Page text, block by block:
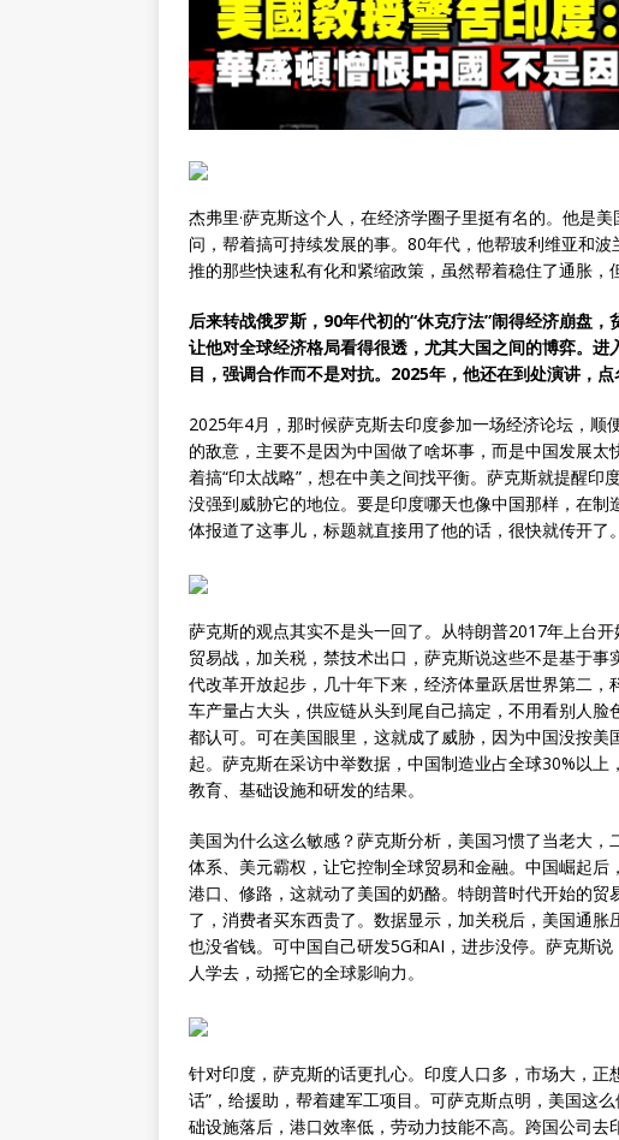
杰弗里·萨克斯这个人，在经济学圈子里挺有名的。他是
问，帮着搞可持续发展的事。80年代，他帮玻利维亚和
推的那些快速私有化和紧缩政策，虽然帮着稳住了通胀，
后来转战俄罗斯，90年代初的“休克疗法”闹得经济崩盘
让他对全球经济格局看得很透，尤其大国之间的博弈。
目，强调合作而不是对抗。2025年，他还在到处演讲，
2025年4月，那时候萨克斯去印度参加一场经济论坛，
的敌意，主要不是因为中国做了啥坏事，而是中国发展
着搞“印太战略”，想在中美之间找平衡。萨克斯就提醒
没强到威胁它的地位。要是印度哪天也像中国那样，在
体报道了这事儿，标题就直接用了他的话，很快就传开了。
萨克斯的观点其实不是头一回了。从特朗普2017年上台
贸易战，加关税，禁技术出口，萨克斯说这些不是基于
代改革开放起步，几十年下来，经济体量跃居世界第二
车产量占大头，供应链从头到尾自己搞定，不用看别人
都认可。可在美国眼里，这就成了威胁，因为中国没按
起。萨克斯在采访中举数据，中国制造业占全球30%以
教育、基础设施和研发的结果。
美国为什么这么敏感？萨克斯分析，美国习惯了当老大
体系、美元霸权，让它控制全球贸易和金融。中国崛起后
港口、修路，这就动了美国的奶酪。特朗普时代开始的
了，消费者买东西贵了。数据显示，加关税后，美国通
也没省钱。可中国自己研发5G和AI，进步没停。萨克斯
人学去，动摇它的全球影响力。
针对印度，萨克斯的话更扎心。印度人口多，市场大，
话”，给援助，帮着建军工项目。可萨克斯点明，美国这
础设施落后，港口效率低，劳动力技能不高。跨国公司